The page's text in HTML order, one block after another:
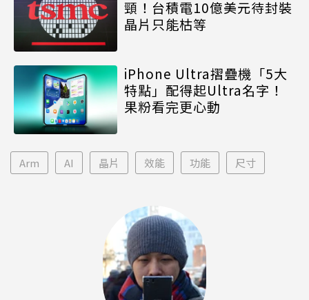
頸！台積電10億美元待封裝
晶片只能枯等
iPhone Ultra摺疊機「5大
特點」配得起Ultra名字！
果粉看完更心動
Arm AI 晶片 效能 功能 尺寸